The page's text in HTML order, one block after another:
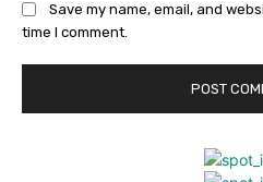
Save my name, email, and
time I comment.